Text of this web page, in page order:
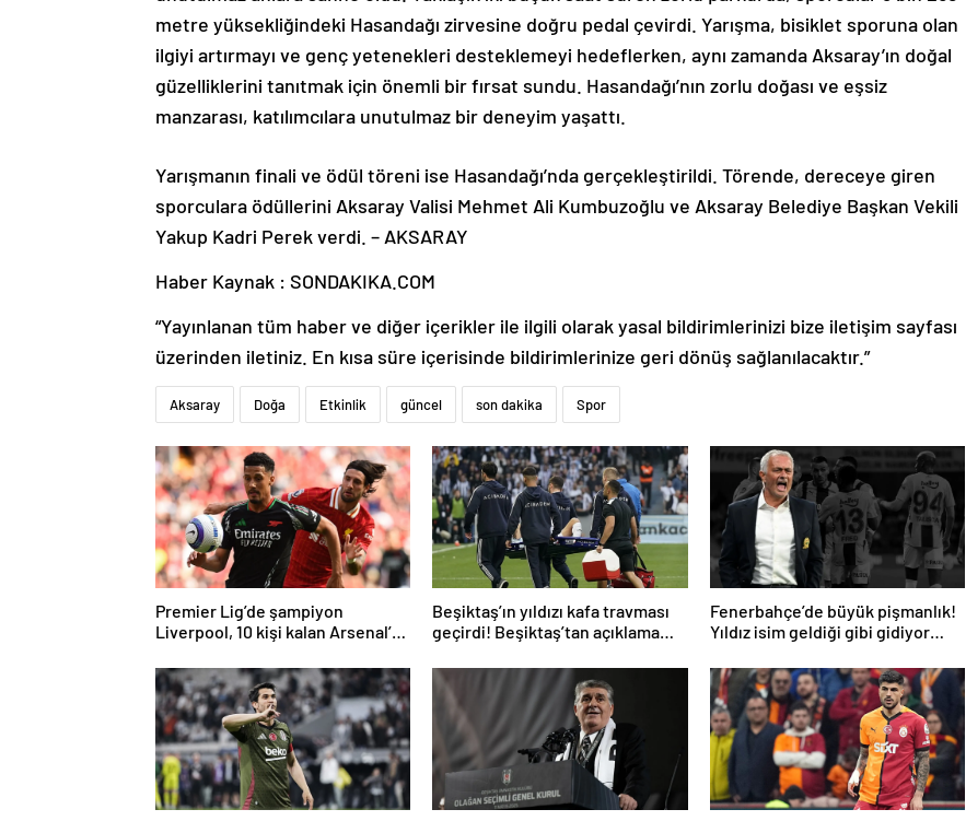
metre yüksekliğindeki Hasandağı zirvesine doğru pedal çevirdi. Yarışma, bisiklet sporuna olan
ilgiyi artırmayı ve genç yetenekleri desteklemeyi hedeflerken, aynı zamanda Aksaray’ın doğal
güzelliklerini tanıtmak için önemli bir fırsat sundu. Hasandağı’nın zorlu doğası ve eşsiz
manzarası, katılımcılara unutulmaz bir deneyim yaşattı.
Yarışmanın finali ve ödül töreni ise Hasandağı’nda gerçekleştirildi. Törende, dereceye giren
sporculara ödüllerini Aksaray Valisi Mehmet Ali Kumbuzoğlu ve Aksaray Belediye Başkan Vekili
Yakup Kadri Perek verdi. – AKSARAY
Haber Kaynak : SONDAKIKA.COM
“Yayınlanan tüm haber ve diğer içerikler ile ilgili olarak yasal bildirimlerinizi bize iletişim sayfası
üzerinden iletiniz. En kısa süre içerisinde bildirimlerinize geri dönüş sağlanılacaktır.”
Aksaray Doğa Etkinlik güncel son dakika Spor
Premier Lig’de şampiyon
Liverpool, 10 kişi kalan Arsenal’e
Beşiktaş’ın yıldızı kafa travması
geçirdi! Beşiktaş’tan açıklama
Fenerbahçe’de büyük pişmanlık!
Yıldız isim geldiği gibi gidiyor…